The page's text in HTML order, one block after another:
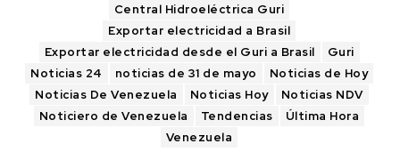
Central Hidroeléctrica Guri
Exportar electricidad a Brasil
Exportar electricidad desde el Guri a Brasil
Guri
Noticias 24
noticias de 31 de mayo
Noticias de Hoy
Noticias De Venezuela
Noticias Hoy
Noticias NDV
Noticiero de Venezuela
Tendencias
Última Hora
Venezuela